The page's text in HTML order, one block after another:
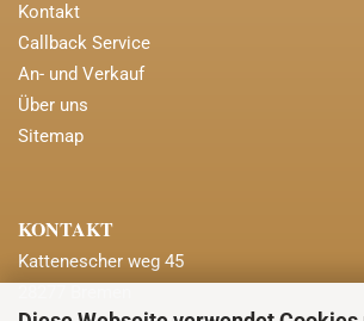
Kontakt
Callback Service
An- und Verkauf
Über uns
Sitemap
KONTAKT
Kattenescher weg 45